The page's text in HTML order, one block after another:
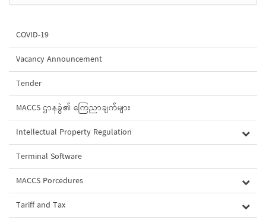
COVID-19
Vacancy Announcement
Tender
MACCS ဌာနခွဲ၏ ကြေညာချက်များ
Intellectual Property Regulation
Terminal Software
MACCS Porcedures
Tariff and Tax